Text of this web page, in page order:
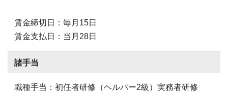
賃金締切日：毎月15日
賃金支払日：当月28日
諸手当
職種手当：初任者研修（ヘルパー2級）実務者研修